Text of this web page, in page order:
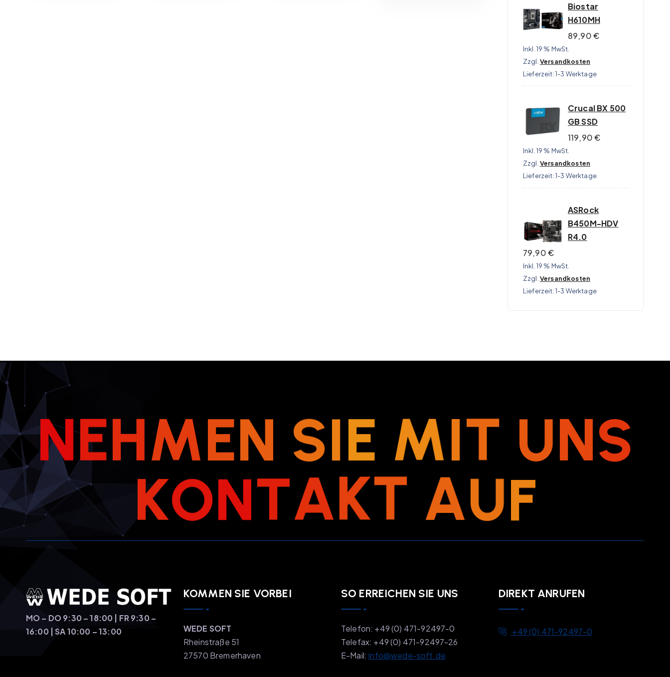
Biostar
H610MH
89,90€
Inkl. 19 % MwSt.
Zzgl. Versandkosten
Lieferzeit:1-3 Werktage
Crucal BX 500
GB SSD
119,90€
Inkl. 19 % MwSt.
Zzgl. Versandkosten
Lieferzeit:1-3 Werktage
ASRock
B450M-HDV
R4.0
79,90€
Inkl. 19 % MwSt.
Zzgl. Versandkosten
Lieferzeit:1-3 Werktage
NEHMEN SIE MIT UNS
KONTAKT AUF
MO – DO 9:30 – 18:00 | FR 9:30 –
16:00 | SA 10:00 – 13:00
KOMMEN SIE VORBEI
WEDE SOFT
Rheinstraße 51
27570 Bremerhaven
SO ERREICHEN SIE UNS
Telefon: +49 (0) 471-92497-0
Telefax: +49 (0) 471-92497-26
E-Mail:info@wede-soft.de
DIREKT ANRUFEN
+49 (0) 471-92497-0